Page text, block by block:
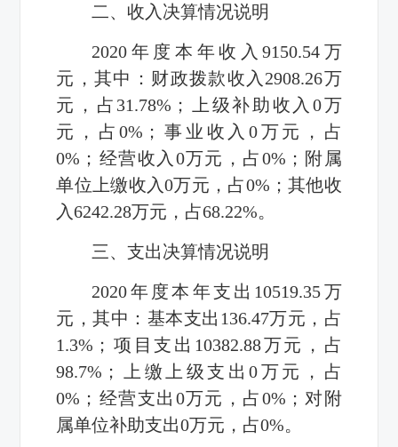
二、收入决算情况说明
2020年度本年收入9150.54万
元，其中：财政拨款收入2908.26万
元，占31.78%；上级补助收入0万
元，占0%；事业收入0万元，占
0%；经营收入0万元，占0%；附属
单位上缴收入0万元，占0%；其他收
入6242.28万元，占68.22%。
三、支出决算情况说明
2020年度本年支出10519.35万
元，其中：基本支出136.47万元，占
1.3%；项目支出10382.88万元，占
98.7%；上缴上级支出0万元，占
0%；经营支出0万元，占0%；对附
属单位补助支出0万元，占0%。